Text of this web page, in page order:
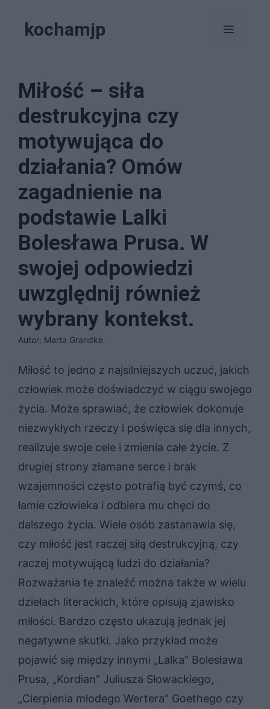
kochamjp Menu
Miłość – siła
destrukcyjna czy
motywująca do
działania? Omów
zagadnienie na
podstawie Lalki
Bolesława Prusa. W
swojej odpowiedzi
uwzględnij również
wybrany kontekst.
Autor: Marta Grandke
Miłość to jedno z najsilniejszych uczuć, jakich
człowiek może doświadczyć w ciągu swojego
życia. Może sprawiać, że człowiek dokonuje
niezwykłych rzeczy i poświęca się dla innych,
realizuje swoje cele i zmienia całe życie. Z
drugiej strony złamane serce i brak
wzajemności często potrafią być czymś, co
łamie człowieka i odbiera mu chęci do
dalszego życia. Wiele osób zastanawia się,
czy miłość jest raczej siłą destrukcyjną, czy
raczej motywującą ludzi do działania?
Rozważania te znaleźć można także w wielu
dziełach literackich, które opisują zjawisko
miłości. Bardzo często ukazują jednak jej
negatywne skutki. Jako przykład może
pojawić się między innymi „Lalka” Bolesława
Prusa, „Kordian” Juliusza Słowackiego,
„Cierpienia młodego Wertera” Goethego czy